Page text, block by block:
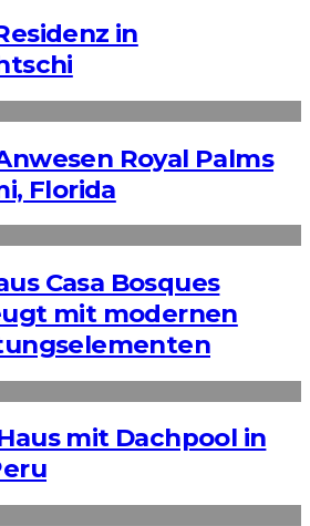
in
Royal Palms
Florida
Casa Bosques
mit modernen
mit Dachpool in